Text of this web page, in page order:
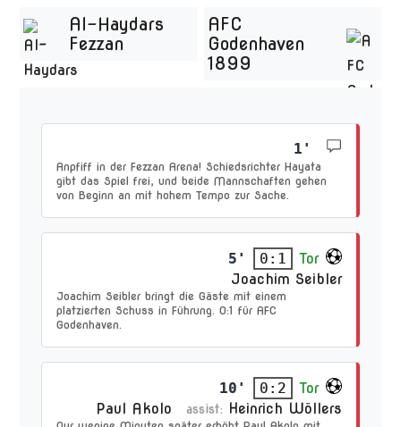
Al-Haydars
Fezzan
AFC
Godenhaven
1899
1'
Anpfiff in der Fezzan Arena! Schiedsrichter Hayata
gibt das Spiel frei, und beide Mannschaften gehen
von Beginn an mit hohem Tempo zur Sache.
5' 0:1
Tor
Joachim Seibler
Joachim Seibler bringt die Gäste mit einem
platzierten Schuss in Führung. 0:1 für AFC
Godenhaven.
10' 0:2
Tor
Paul Akolo
assist: Heinrich Wöllers